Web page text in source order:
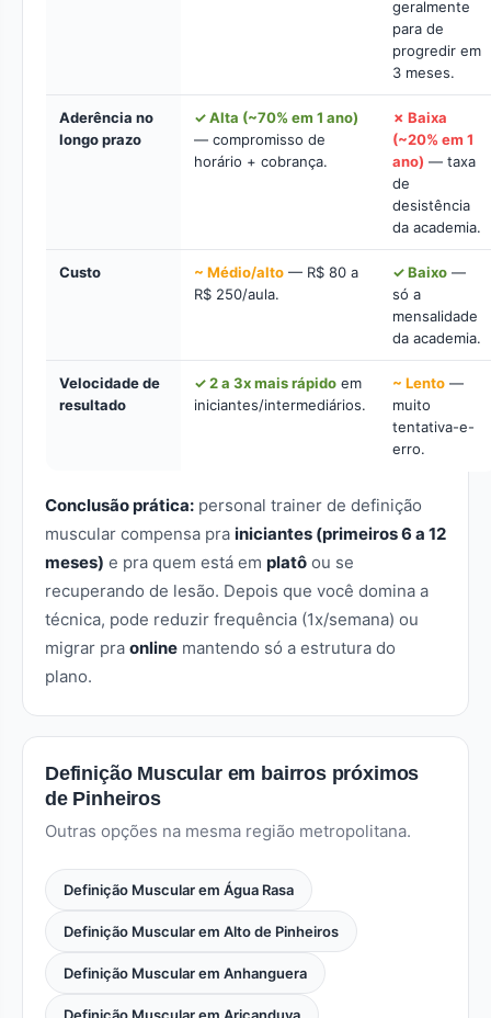
geralmente
para de
progredir em
3 meses.
Aderência no
longo prazo
✓ Alta (~70% em 1 ano)
— compromisso de
horário + cobrança.
✗ Baixa
(~20% em 1
ano) — taxa
de
desistência
da academia.
Custo ~ Médio/alto — R$ 80 a
R$ 250/aula.
✓ Baixo —
só a
mensalidade
da academia.
Velocidade de
resultado
✓ 2 a 3x mais rápido em
iniciantes/intermediários.
~ Lento —
muito
tentativa-e-
erro.
Conclusão prática: personal trainer de definição
muscular compensa pra iniciantes (primeiros 6 a 12
meses) e pra quem está em platô ou se
recuperando de lesão. Depois que você domina a
técnica, pode reduzir frequência (1x/semana) ou
migrar pra online mantendo só a estrutura do
plano.
Definição Muscular em bairros próximos
de Pinheiros
Outras opções na mesma região metropolitana.
Definição Muscular em Água Rasa
Definição Muscular em Alto de Pinheiros
Definição Muscular em Anhanguera